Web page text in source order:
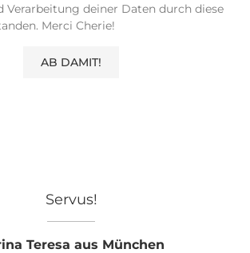
Verarbeitung deiner Daten durch diese
Merci Cherie!
Servus!
Teresa aus München